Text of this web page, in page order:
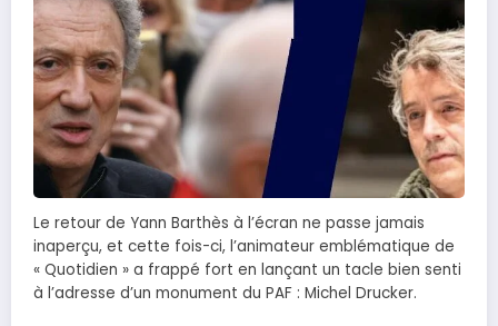
Le retour de Yann Barthès à l’écran ne passe jamais
inaperçu, et cette fois-ci, l’animateur emblématique de
« Quotidien » a frappé fort en lançant un tacle bien senti
à l’adresse d’un monument du PAF : Michel Drucker.